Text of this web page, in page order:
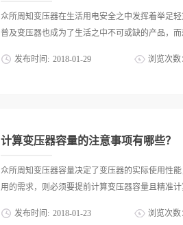
来说，要明显优于普通的同类产品，工作的可靠
材标准高鉴于控制变压器的特殊工作性质，因此
苛的采购管理标准，后期耐用性极强且稳定性强
众所周知变压器在生活用电安全之中发挥着举足
普及变压器也成为了生活之中不可或缺的产品，
时间的影响，设备在不同的使用情况之下所需要
在挑选变压器容量时应当选择比实际设备负载量
受电压等问题的影响，而这种较大的变压器容量
2.从周围环境条件来选择。众所周知设备使用之下
容量的商家建议消费者在挑选时应当注意当地温
发布时间: 2018-01-29 浏览次数
计算变压器容量的注意事项有哪些？
众所周知变压器容量决定了变压器的实际使用性
用的需求，则必须要提前计算变压器容量且精准
发布时间: 2018-01-23 浏览次数